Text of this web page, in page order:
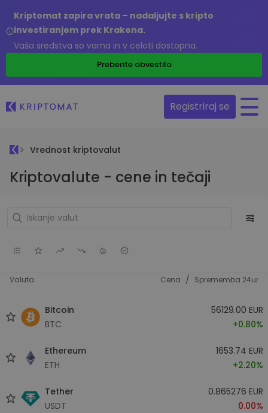
Kriptomat zapira vrata – nadaljujte s kripto
investiranjem prek Krakena.
Vaša sredstva so varna in v celoti dostopna.
Preberite obvestilo
Registriraj se
Vrednost kriptovalut
Kriptovalute - cene in tečaji
Valuta Cena / Sprememba 24ur
Bitcoin
BTC
56129.00 EUR
+0.80%
Ethereum
ETH
1653.74 EUR
+2.20%
Tether
USDT
0.865276 EUR
0.00%